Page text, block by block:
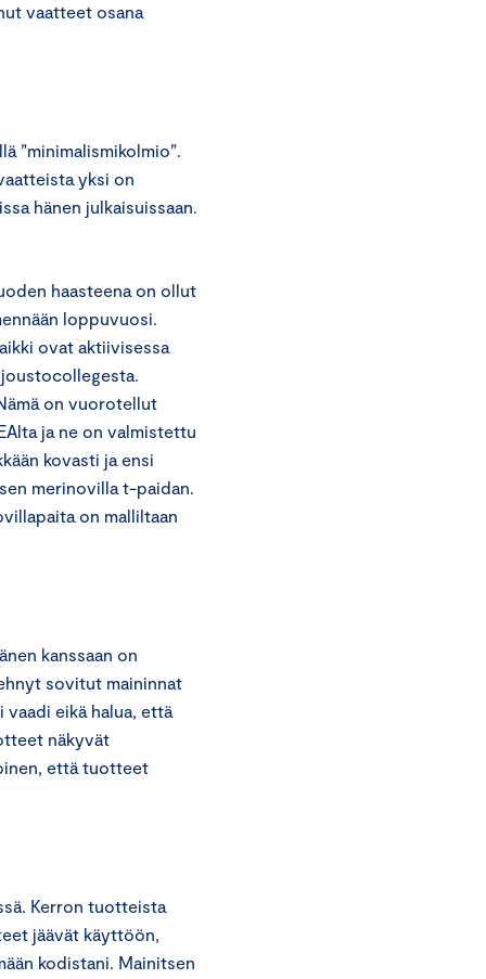
vaatteet osana
”minimalismikolmio”.
yksi on
hänen julkaisuissaan.
haasteena on ollut
loppuvuosi.
ovat aktiivisessa
on vuorotellut
ja ne on valmistettu
kovasti ja ensi
merinovilla t-paidan.
on malliltaan
kanssaan on
sovitut maininnat
vaadi eikä halua, että
näkyvät
että tuotteet
Kerron tuotteista
jäävät käyttöön,
kodistani. Mainitsen